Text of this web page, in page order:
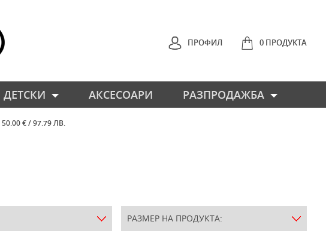
0 ПРОДУКТА
ПРОФИЛ
ДЕТСКИ АКСЕСОАРИ РАЗПРОДАЖБА
50.00 € / 97.79 ЛВ.
РАЗМЕР НА ПРОДУКТА: